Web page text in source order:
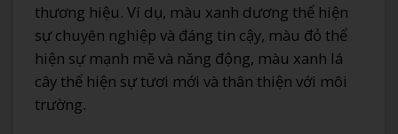
thương hiệu. Ví dụ, màu xanh dương thể hiện
sự chuyên nghiệp và đáng tin cậy, màu đỏ thể
hiện sự mạnh mẽ và năng động, màu xanh lá
cây thể hiện sự tươi mới và thân thiện với môi
trường.